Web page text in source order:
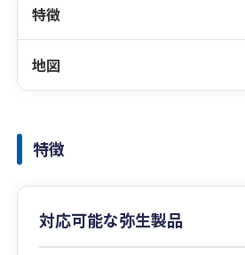
特徴
地図
特徴
対応可能な弥生製品